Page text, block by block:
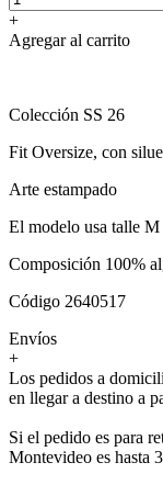
+
Agregar al carrito
Colección SS 26
Fit Oversize, con
Arte estampado
El modelo usa talle M
Composición 100%
Código 2640517
Envíos
+
Los pedidos a
en llegar a destino a
Si el pedido es para
Montevideo es hasta